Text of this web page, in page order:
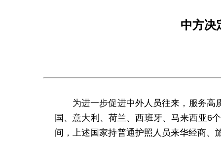
中方决
为进一步促进中外人员往来，服务高
国、意大利、荷兰、西班牙、马来西亚6
间，上述国家持普通护照人员来华经商